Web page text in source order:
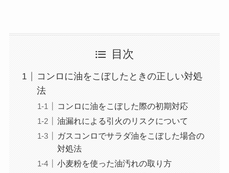
目次
コンロに油をこぼしたときの正しい対処
法
コンロに油をこぼした際の初期対応
油漏れによる引火のリスクについて
ガスコンロでサラダ油をこぼした場合の
対処法
小麦粉を使った油汚れの取り方